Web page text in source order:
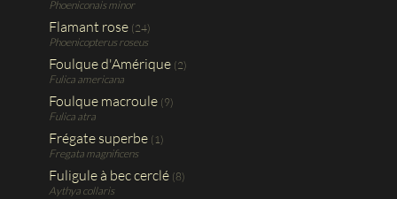
Phoeniconais minor
Flamant rose (24)
Phoenicopterus roseus
Foulque d'Amérique (2)
Fulica americana
Foulque macroule (9)
Fulica atra
Frégate superbe (1)
Fregata magnificens
Fuligule à bec cerclé (8)
Aythya collaris